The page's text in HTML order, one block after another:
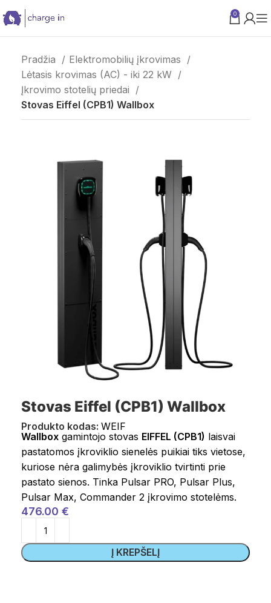
0
Pradžia
Elektromobilių įkrovimas
Lėtasis krovimas (AC) - iki 22 kW
Įkrovimo stotelių priedai
Stovas Eiffel (CPB1) Wallbox
Stovas Eiffel (CPB1) Wallbox
Produkto kodas: WEIF
Wallbox gamintojo stovas EIFFEL (CPB1) laisvai
pastatomos įkroviklio sienelės puikiai tiks vietose,
kuriose nėra galimybės įkroviklio tvirtinti prie
pastato sienos. Tinka Pulsar PRO, Pulsar Plus,
Pulsar Max, Commander 2 įkrovimo stotelėms.
476.00 €
Į KREPŠELĮ